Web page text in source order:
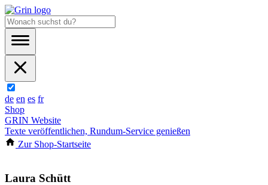
de en es fr
Shop
GRIN Website
Texte veröffentlichen, Rundum-Service genießen
Zur Shop-Startseite
Laura Schütt